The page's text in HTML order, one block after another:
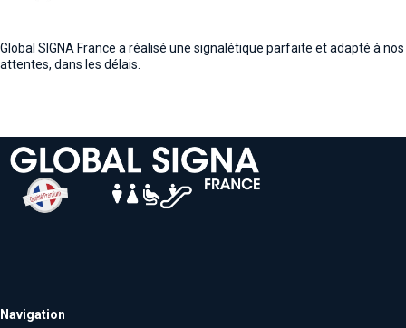
Global SIGNA France a réalisé une signalétique parfaite et adapté à nos
attentes, dans les délais.
Navigation